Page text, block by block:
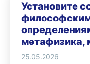
Установите
метафизика,
25.05.2026